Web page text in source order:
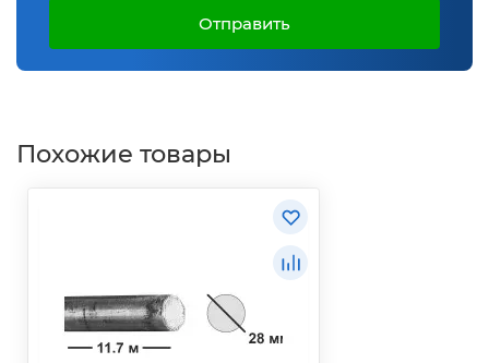
Отправить
Похожие товары